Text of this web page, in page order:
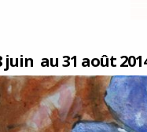
au 31 août